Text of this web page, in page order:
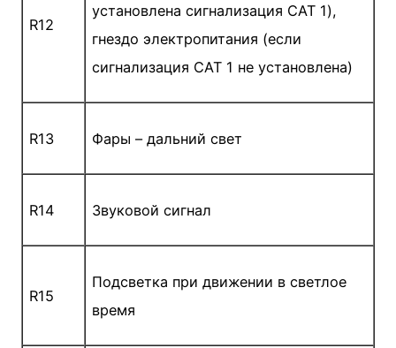
R12
установлена сигнали­зация CAT 1),
гнездо электропитания (если
сигнали­зация CAT 1 не установлена)
R13 Фары – дальний свет
R14 Звуковой сигнал
R15
Подсветка при движении в светлое
время